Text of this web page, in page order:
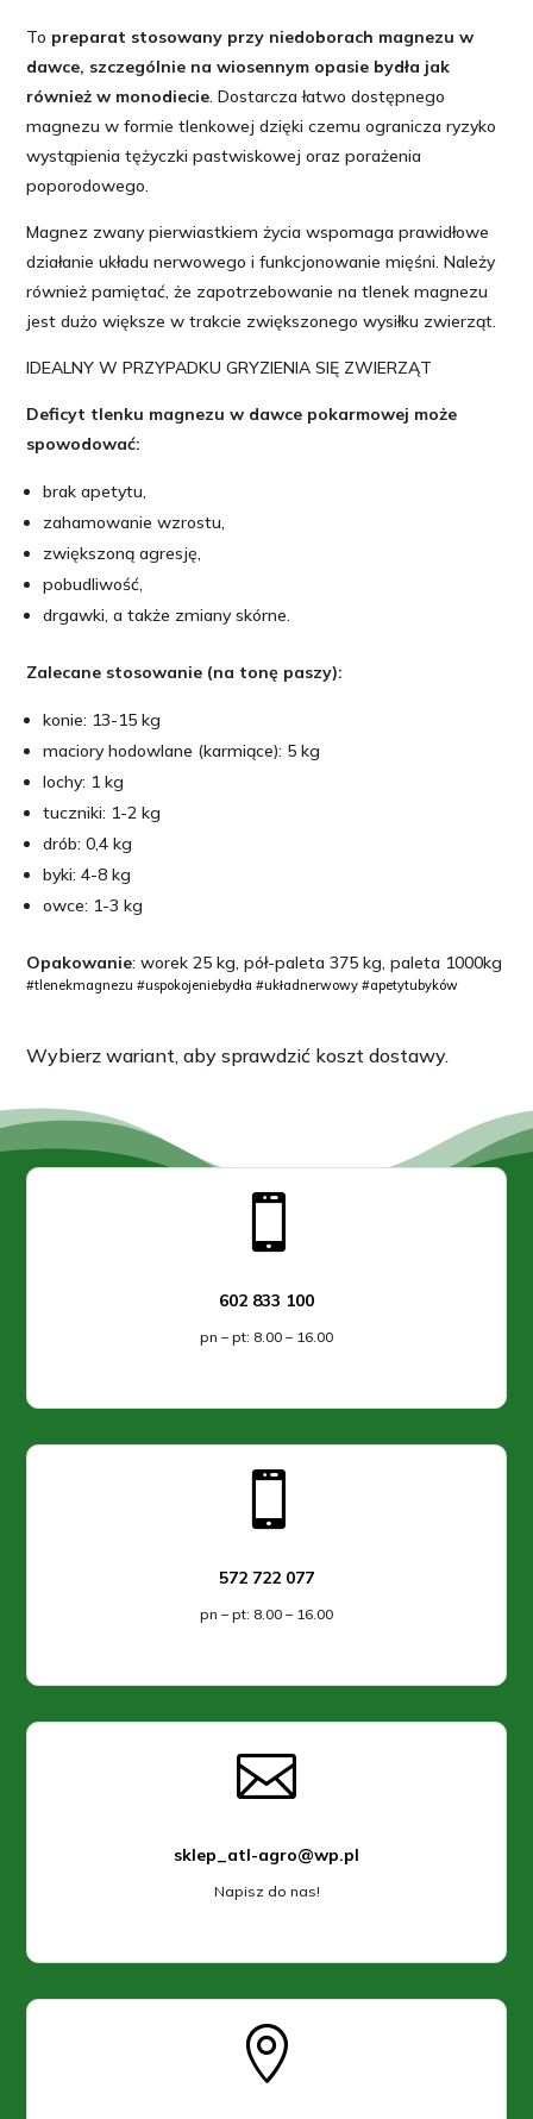
To preparat stosowany przy niedoborach magnezu w
dawce, szczególnie na wiosennym opasie bydła jak
również w monodiecie. Dostarcza łatwo dostępnego
magnezu w formie tlenkowej dzięki czemu ogranicza ryzyko
wystąpienia tężyczki pastwiskowej oraz porażenia
poporodowego.
Magnez zwany pierwiastkiem życia wspomaga prawidłowe
działanie układu nerwowego i funkcjonowanie mięśni. Należy
również pamiętać, że zapotrzebowanie na tlenek magnezu
jest dużo większe w trakcie zwiększonego wysiłku zwierząt.
IDEALNY W PRZYPADKU GRYZIENIA SIĘ ZWIERZĄT
Deficyt tlenku magnezu w dawce pokarmowej może
spowodować:
brak apetytu,
zahamowanie wzrostu,
zwiększoną agresję,
pobudliwość,
drgawki, a także zmiany skórne.
Zalecane stosowanie (na tonę paszy):
konie: 13-15 kg
maciory hodowlane (karmiące): 5 kg
lochy: 1 kg
tuczniki: 1-2 kg
drób: 0,4 kg
byki: 4-8 kg
owce: 1-3 kg
Opakowanie: worek 25 kg, pół-paleta 375 kg, paleta 1000kg
#tlenekmagnezu #uspokojeniebydła #układnerwowy #apetytubyków
Wybierz wariant, aby sprawdzić koszt dostawy.

602 833 100
pn – pt: 8.00 – 16.00

572 722 077
pn – pt: 8.00 – 16.00

sklep_atl-agro@wp.pl
Napisz do nas!
